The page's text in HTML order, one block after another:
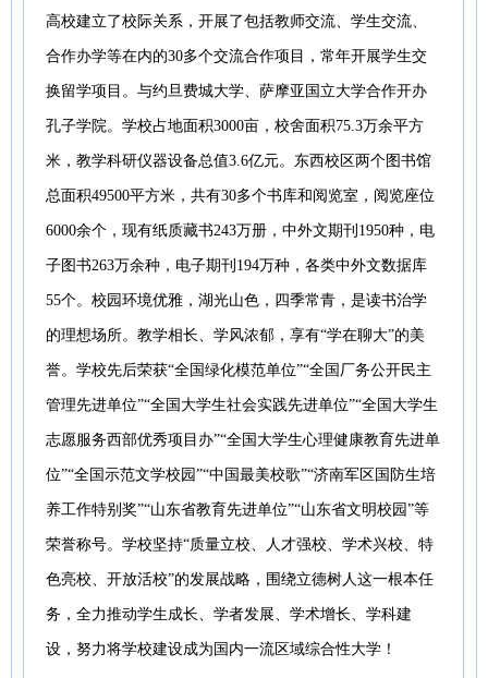
高校建立了校际关系，开展了包括教师交流、学生交流、
合作办学等在内的30多个交流合作项目，常年开展学生交
换留学项目。与约旦费城大学、萨摩亚国立大学合作开办
孔子学院。学校占地面积3000亩，校舍面积75.3万余平方
米，教学科研仪器设备总值3.6亿元。东西校区两个图书馆
总面积49500平方米，共有30多个书库和阅览室，阅览座位
6000余个，现有纸质藏书243万册，中外文期刊1950种，电
子图书263万余种，电子期刊194万种，各类中外文数据库
55个。校园环境优雅，湖光山色，四季常青，是读书治学
的理想场所。教学相长、学风浓郁，享有“学在聊大”的美
誉。学校先后荣获“全国绿化模范单位”“全国厂务公开民主
管理先进单位”“全国大学生社会实践先进单位”“全国大学生
志愿服务西部优秀项目办”“全国大学生心理健康教育先进单
位”“全国示范文学校园”“中国最美校歌”“济南军区国防生培
养工作特别奖”“山东省教育先进单位”“山东省文明校园”等
荣誉称号。学校坚持“质量立校、人才强校、学术兴校、特
色亮校、开放活校”的发展战略，围绕立德树人这一根本任
务，全力推动学生成长、学者发展、学术增长、学科建
设，努力将学校建设成为国内一流区域综合性大学！